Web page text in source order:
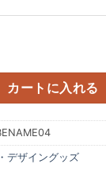
つどし へびどし
カートに入れる
デザイングッズ